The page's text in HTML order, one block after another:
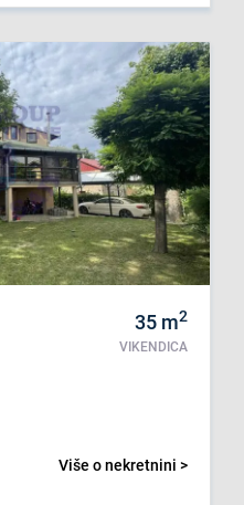
35 m2
VIKENDICA
Više o nekretnini >